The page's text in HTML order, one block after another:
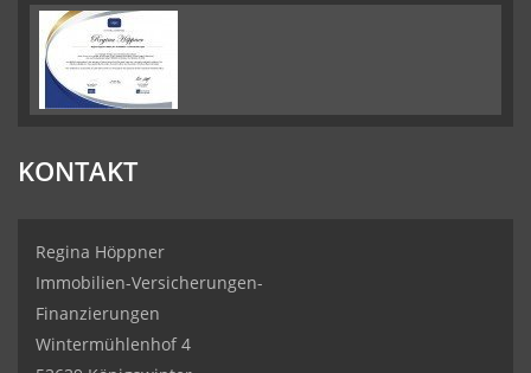
KONTAKT
Regina Höppner
Immobilien-Versicherungen-
Finanzierungen
Wintermühlenhof 4